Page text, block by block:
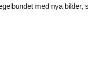
med nya